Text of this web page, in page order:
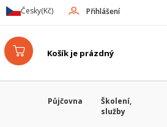
Přihlášení
Česky(Kč)
Košík je prázdný
Půjčovna
Školení,
služby